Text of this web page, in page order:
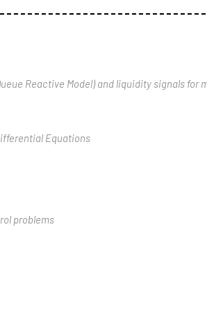
Reactive Model) and liquidity signals for
Equations
problems